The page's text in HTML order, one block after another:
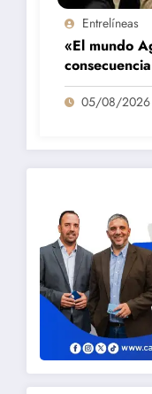
Entrelíneas
«El mundo
fortalezas
05/08/2026